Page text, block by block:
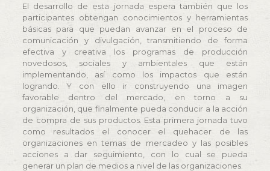
El desarrollo de esta jornada espera también que los
participantes obtengan conocimientos y herramientas
básicas para que puedan avanzar en el proceso de
comunicación y divulgación, transmitiendo de forma
efectiva y creativa los programas de producción
novedosos, sociales y ambientales que están
implementando, así como los impactos que están
logrando. Y con ello ir construyendo una imagen
favorable dentro del mercado, en torno a su
organización, que finalmente pueda conducir a la acción
de compra de sus productos. Esta primera jornada tuvo
como resultados el conocer el quehacer de las
organizaciones en temas de mercadeo y las posibles
acciones a dar seguimiento, con lo cual se pueda
generar un plan de medios a nivel de las organizaciones.